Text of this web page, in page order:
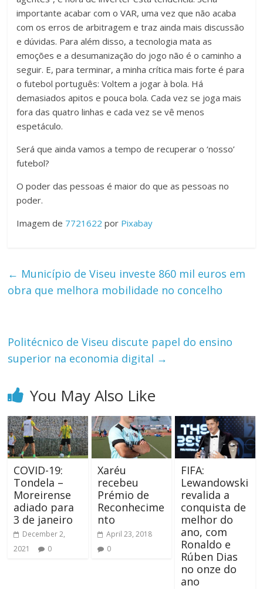
importante acabar com o VAR, uma vez que não acaba
com os erros de arbitragem e traz ainda mais discussão
e dúvidas. Para além disso, a tecnologia mata as
emoções e a desumanização do jogo não é o caminho a
seguir. E, para terminar, a minha crítica mais forte é para
o futebol português: Voltem a jogar à bola. Há
demasiados apitos e pouca bola. Cada vez se joga mais
fora das quatro linhas e cada vez se vê menos
espetáculo.
Será que ainda vamos a tempo de recuperar o ‘nosso’
futebol?
O poder das pessoas é maior do que as pessoas no
poder.
Imagem de 7721622 por Pixabay
← Município de Viseu investe 860 mil euros em
obra que melhora mobilidade no concelho
Politécnico de Viseu discute papel do ensino
superior na economia digital →
You May Also Like
COVID-19:
Tondela –
Moreirense
adiado para
3 de janeiro
December 2,
2021
0
Xaréu
recebeu
Prémio de
Reconhecime
nto
April 23, 2018
0
FIFA:
Lewandowski
revalida a
conquista de
melhor do
ano, com
Ronaldo e
Rúben Dias
no onze do
ano